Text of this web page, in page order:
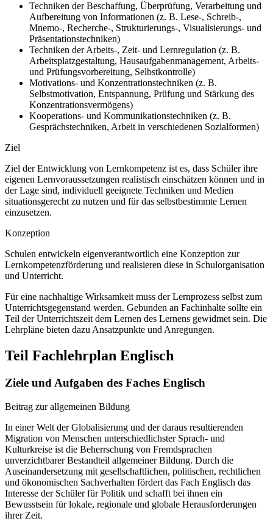
Techniken der Beschaffung, Überprüfung, Verarbeitung und
Aufbereitung von Informationen (z. B. Lese-, Schreib-,
Mnemo-, Recherche-, Strukturierungs-, Visualisierungs- und
Präsentationstechniken)
Techniken der Arbeits-, Zeit- und Lernregulation (z. B.
Arbeitsplatzgestaltung, Hausaufgabenmanagement, Arbeits-
und Prüfungsvorbereitung, Selbstkontrolle)
Motivations- und Konzentrationstechniken (z. B.
Selbstmotivation, Entspannung, Prüfung und Stärkung des
Konzentrationsvermögens)
Kooperations- und Kommunikationstechniken (z. B.
Gesprächstechniken, Arbeit in verschiedenen Sozialformen)
Ziel
Ziel der Entwicklung von Lernkompetenz ist es, dass Schüler ihre
eigenen Lernvoraussetzungen realistisch einschätzen können und in
der Lage sind, individuell geeignete Techniken und Medien
situationsgerecht zu nutzen und für das selbstbestimmte Lernen
einzusetzen.
Konzeption
Schulen entwickeln eigenverantwortlich eine Konzeption zur
Lernkompetenzförderung und realisieren diese in Schulorganisation
und Unterricht.
Für eine nachhaltige Wirksamkeit muss der Lernprozess selbst zum
Unterrichtsgegenstand werden. Gebunden an Fachinhalte sollte ein
Teil der Unterrichtszeit dem Lernen des Lernens gewidmet sein. Die
Lehrpläne bieten dazu Ansatzpunkte und Anregungen.
Teil Fachlehrplan Englisch
Ziele und Aufgaben des Faches Englisch
Beitrag zur allgemeinen Bildung
In einer Welt der Globalisierung und der daraus resultierenden
Migration von Menschen unterschiedlichster Sprach- und
Kulturkreise ist die Beherrschung von Fremdsprachen
unverzichtbarer Bestandteil allgemeiner Bildung. Durch die
Auseinandersetzung mit gesellschaftlichen, politischen, rechtlichen
und ökonomischen Sachverhalten fördert das Fach Englisch das
Interesse der Schüler für Politik und schafft bei ihnen ein
Bewusstsein für lokale, regionale und globale Herausforderungen
ihrer Zeit.